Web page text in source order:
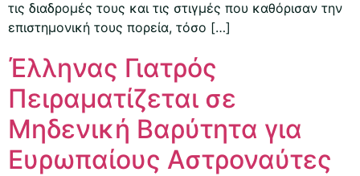
τις διαδρομές τους και τις στιγμές που καθόρισαν την
επιστημονική τους πορεία, τόσο […]
Έλληνας Γιατρός
Πειραματίζεται σε
Μηδενική Βαρύτητα για
Ευρωπαίους Αστροναύτες